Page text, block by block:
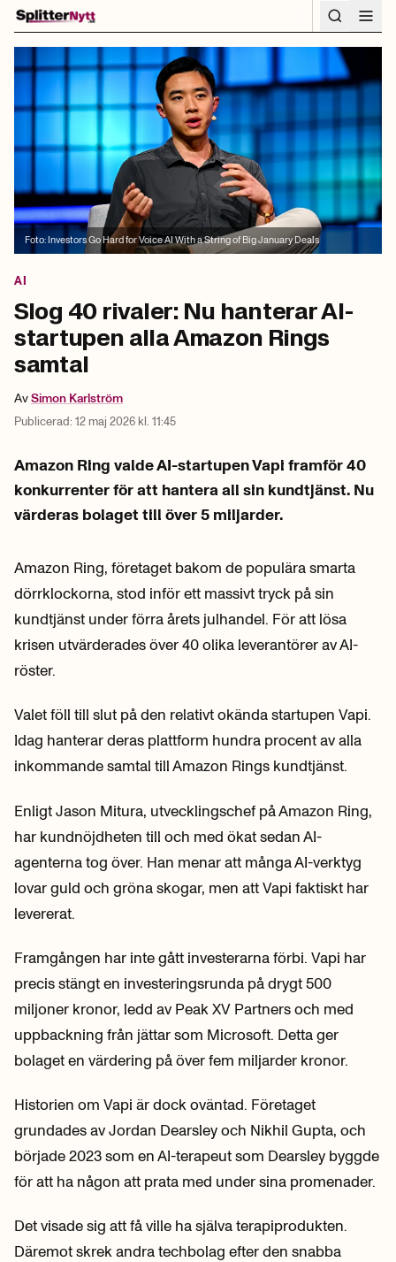
Hoppa till innehåll
Foto:Investors Go Hard for Voice AI With a String of Big January Deals
AI
Slog 40 rivaler: Nu hanterar AI-
startupen alla Amazon Rings
samtal
AvSimon Karlström
Publicerad: 12 maj 2026 kl. 11:45
Amazon Ring valde AI-startupen Vapi framför 40
konkurrenter för att hantera all sin kundtjänst. Nu
värderas bolaget till över 5 miljarder.
Amazon Ring, företaget bakom de populära smarta
dörrklockorna, stod inför ett massivt tryck på sin
kundtjänst under förra årets julhandel. För att lösa
krisen utvärderades över 40 olika leverantörer av AI-
röster.
Valet föll till slut på den relativt okända startupen Vapi.
Idag hanterar deras plattform hundra procent av alla
inkommande samtal till Amazon Rings kundtjänst.
Enligt Jason Mitura, utvecklingschef på Amazon Ring,
har kundnöjdheten till och med ökat sedan AI-
agenterna tog över. Han menar att många AI-verktyg
lovar guld och gröna skogar, men att Vapi faktiskt har
levererat.
Framgången har inte gått investerarna förbi. Vapi har
precis stängt en investeringsrunda på drygt 500
miljoner kronor, ledd av Peak XV Partners och med
uppbackning från jättar som Microsoft. Detta ger
bolaget en värdering på över fem miljarder kronor.
Historien om Vapi är dock oväntad. Företaget
grundades av Jordan Dearsley och Nikhil Gupta, och
började 2023 som en AI-terapeut som Dearsley byggde
för att ha någon att prata med under sina promenader.
Det visade sig att få ville ha själva terapiprodukten.
Däremot skrek andra techbolag efter den snabba